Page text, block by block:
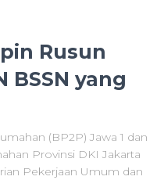
Rusun
BSSN yang
(BP2P) Jawa 1 dan
Provinsi DKI Jakarta
Pekerjaan Umum dan